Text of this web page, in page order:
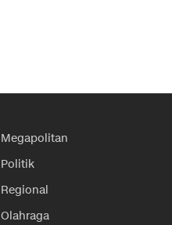
Megapolitan
Politik
Regional
Olahraga